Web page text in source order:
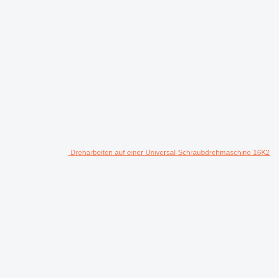
Dreharbeiten auf einer Universal-Schraubdrehmaschine 16K2